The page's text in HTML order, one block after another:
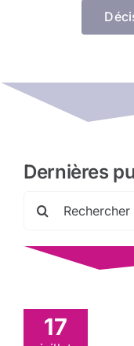
Dernières
17